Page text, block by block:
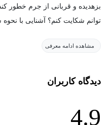
بزهدیده و قربانی از جرم خطور
توانم شکایت کنم؟ آشنایی با
که در محیط اجتماعی زندگی می
هدف از برگزاری دوره
چیست؟
مشاهده ادامه معرفی
دیدگاه کاربران
4.9